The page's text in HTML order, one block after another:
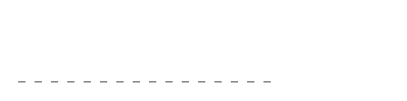
－－－－－－－－－－－－－－－－